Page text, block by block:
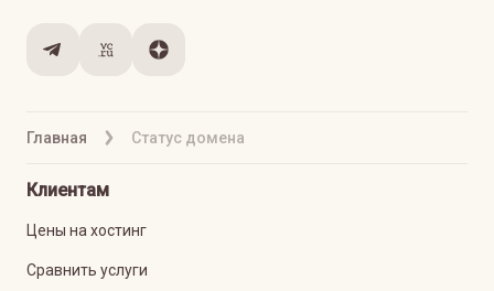
Главная Статус домена
Клиентам
Цены на хостинг
Сравнить услуги